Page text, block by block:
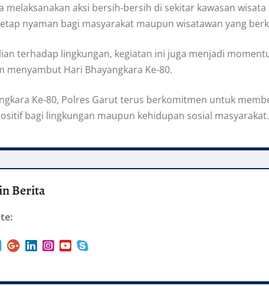
melaksanakan aksi bersih-bersih di sekitar kawasan
nyaman bagi masyarakat maupun wisatawan yang
terhadap lingkungan, kegiatan ini juga menjadi
menyambut Hari Bhayangkara Ke-80.
Ke-80, Polres Garut terus berkomitmen untuk
bagi lingkungan maupun kehidupan sosial masyarakat.
Berita